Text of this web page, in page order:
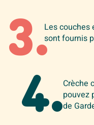
3.Les couches
sont fournis
4.Crèche
pouvez
de